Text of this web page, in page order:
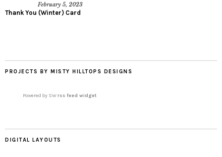
February 5, 2023
Thank You (Winter) Card
PROJECTS BY MISTY HILLTOPS DESIGNS
Powered by SW rss feed widget
DIGITAL LAYOUTS